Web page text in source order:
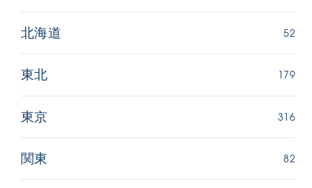
北海道 52
東北 179
東京 316
関東 82